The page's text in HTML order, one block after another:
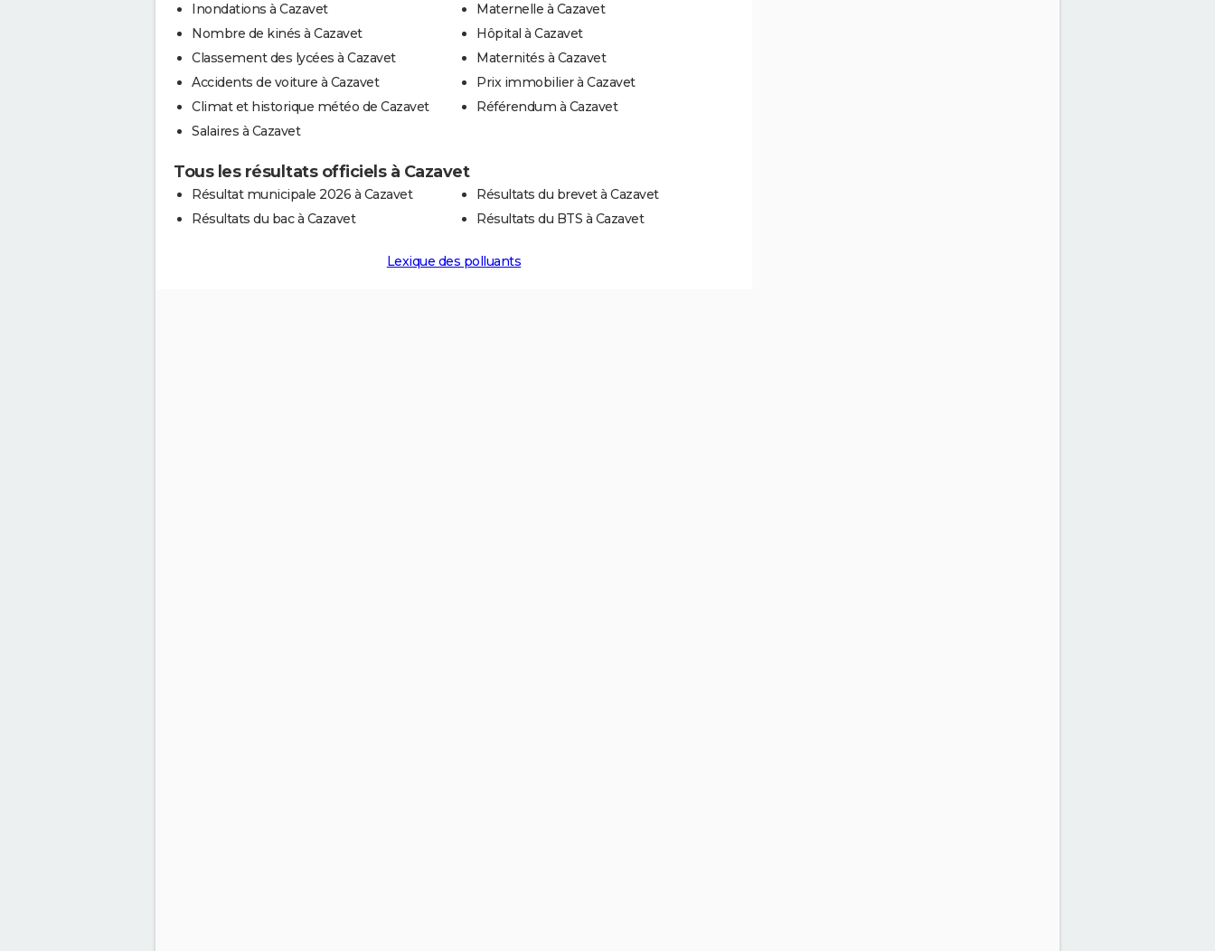
Inondations à Cazavet
Nombre de kinés à Cazavet
Classement des lycées à Cazavet
Accidents de voiture à Cazavet
Climat et historique météo de Cazavet
Salaires à Cazavet
Maternelle à Cazavet
Hôpital à Cazavet
Maternités à Cazavet
Prix immobilier à Cazavet
Référendum à Cazavet
Tous les résultats officiels à Cazavet
Résultat municipale 2026 à Cazavet
Résultats du bac à Cazavet
Résultats du brevet à Cazavet
Résultats du BTS à Cazavet
Lexique des polluants